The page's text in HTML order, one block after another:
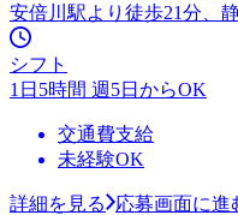
安倍川駅より徒歩21分、
シフト
1日5時間 週5日からOK
交通費支給
未経験OK
詳細を見る
応募画面に進